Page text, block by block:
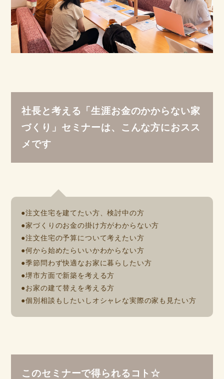
社長と考える「生涯お金のかからない家
づくり」セミナーは、こんな方におスス
メです
●注文住宅を建てたい方、検討中の方
●家づくりのお金の掛け方がわからない方
●注文住宅の予算について考えたい方
●何から始めたらいいかわからない方
●季節問わず快適なお家に暮らしたい方
●堺市方面で新築を考える方
●お家の建て替えを考える方
●個別相談もしたいしオシャレな実際の家も見たい方
このセミナーで得られるコト☆